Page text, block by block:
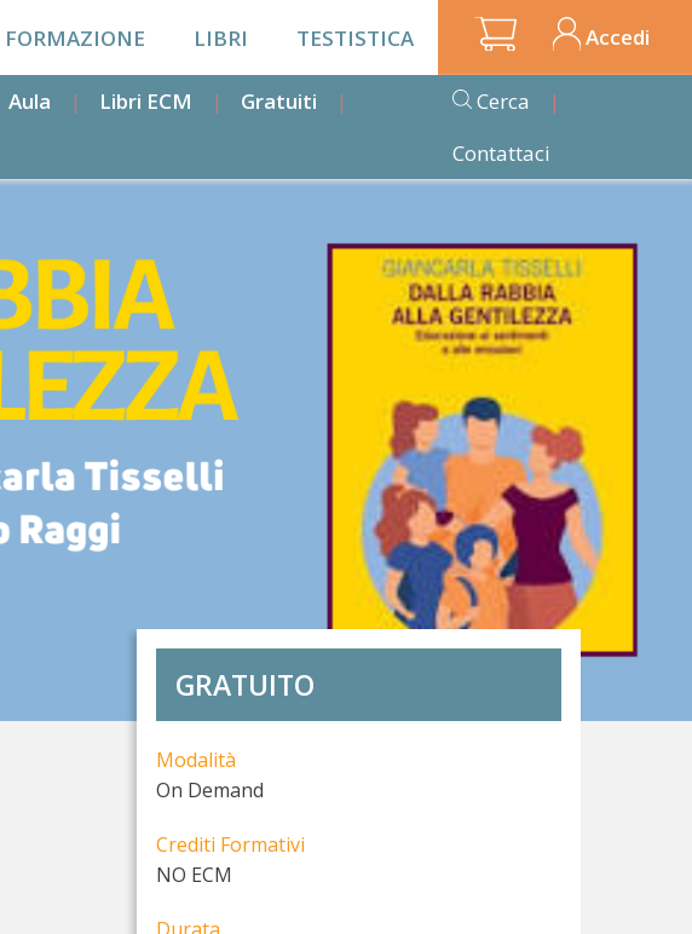
FORMAZIONE LIBRI TESTISTICA Accedi
Aula Libri ECM
Gratuiti
Cerca
Contattaci
GRATUITO
Modalità
On Demand
Crediti Formativi
NO ECM